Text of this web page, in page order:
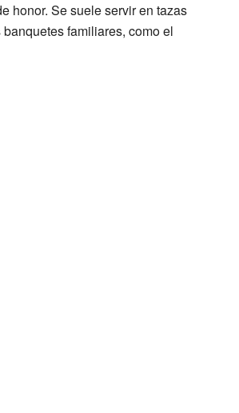
honor. Se suele servir en tazas
familiares, como el